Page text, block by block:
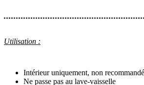
Utilisation :
Intérieur uniquement, non
Ne passe pas au lave-vaisselle